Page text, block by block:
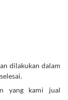
dilakukan dalam
yang kami jual